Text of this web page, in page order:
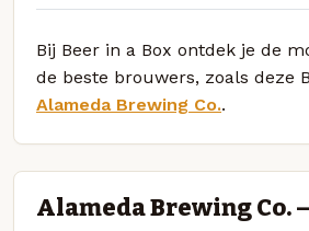
Bij Beer in a Box ontdek je de
de beste brouwers, zoals deze
Alameda Brewing Co..
Alameda Brewing Co.